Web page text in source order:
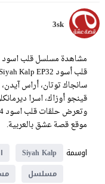
3sk
سانجاك توتان، أراس
قينجو أوزاك، اسرا
موقع قصة عشق بالعربية.
اوسمة
Siyah Kalp
مسلسل